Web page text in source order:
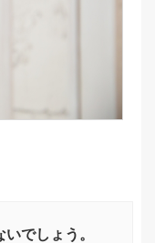
でしょう。